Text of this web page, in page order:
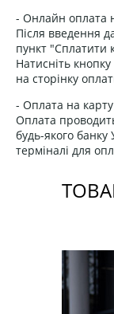
- Онлайн оплата
Після введення
пункт "Сплатити
Натисніть
на сторінку
- Оплата на
Оплата
будь-якого
терміналі для